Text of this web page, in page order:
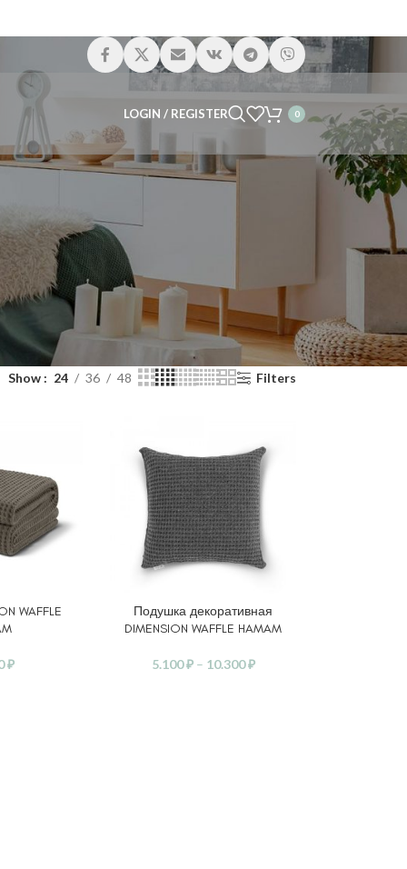
LOGIN / REGISTER 0
Show 24 36 48 Filters
WAFFLE
₽
ВЫБЕРИТЕ ПАРАМЕТРЫ
Подушка декоративная
DIMENSION WAFFLE HAMAM
5.100₽ – 10.300₽